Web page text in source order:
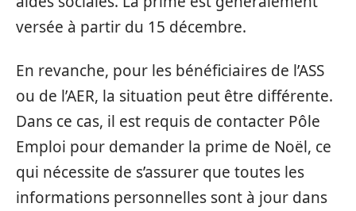
versée à partir du 15 décembre.
En revanche, pour les bénéficiaires de l’ASS
ou de l’AER, la situation peut être différente.
Dans ce cas, il est requis de contacter Pôle
Emploi pour demander la prime de Noël, ce
qui nécessite de s’assurer que toutes les
informations personnelles sont à jour dans